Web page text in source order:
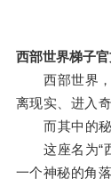
西部世界梯子
西部世界，
离现实、进入
而其中的秘
这座名为“西
一个神秘的角落